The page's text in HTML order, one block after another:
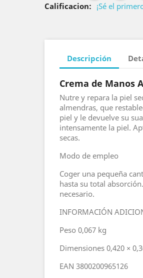
Calificacion: ¡Sé el
Descripción
Crema de Manos
Nutre y repara la piel
almendras, que
piel y le devuelve su
intensamente la piel.
secas.
Modo de empleo
Coger una pequeña
hasta su total
necesario.
INFORMACIÓN
Peso 0,067 kg
Dimensiones 0,420 ×
EAN 3800200965126